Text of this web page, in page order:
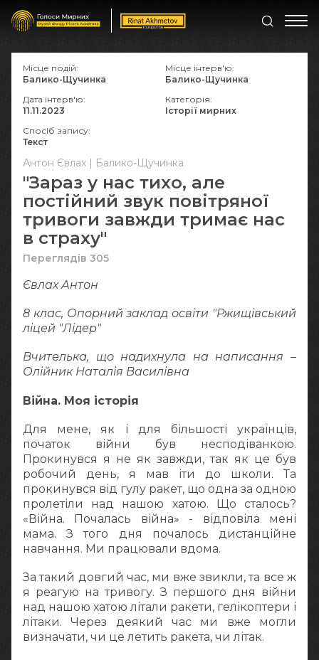
Антон Євлах | Балико-Щучинка
"Зараз у нас тихо, але
постійний звук повітряної
тривоги завжди тримає нас
в страху"
Переглядів 305
Євлах Антон
8 клас, Опорний заклад освіти "Ржищівський
ліцей "Лідер"
Вчителька, що надихнула на написання –
Олійник Наталія Василівна
Війна. Моя історія
Для мене, як і для більшості українців,
початок війни був несподіванкою.
Прокинувся я не як завжди, так як це був
робочий день, я мав іти до школи. Та
прокинувся від гулу ракет, що одна за одною
пролетіли над нашою хатою. Що сталось?
«Війна. Почалась війна» - відповіла мені
мама. З того дня почалось дистанційне
навчання. Ми працювали вдома.
За такий довгий час, ми вже звикли, та все ж
я реагую на тривогу. З першого дня війни
над нашою хатою літали ракети, гелікоптери і
літаки. Через деякий час ми вже могли
визначати, чи це летить ракета, чи літак.
Місце подій:
Балико-Щучинка
Місце інтерв'ю:
Балико-Щучинка
Дата інтерв'ю:
11.11.2023
Категорія:
Історії мирних
Спосіб запису:
Текст